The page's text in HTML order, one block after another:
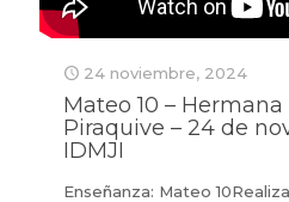
24 noviembre, 2024
Mateo 10 –
Piraquive – 24 de
IDMJI
Enseñanza: Mateo